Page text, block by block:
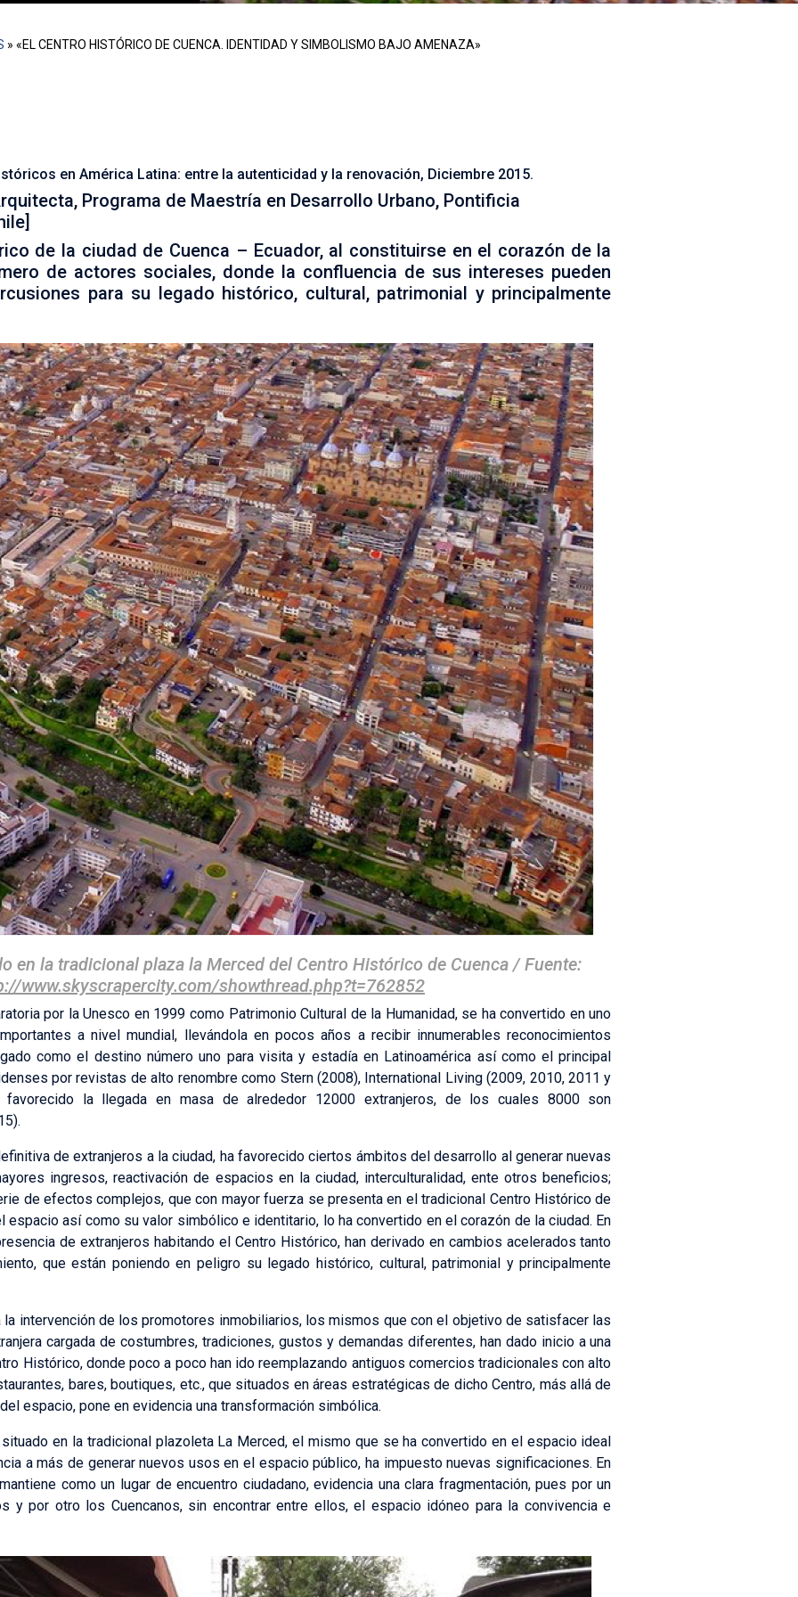
» «EL CENTRO HISTÓRICO DE CUENCA. IDENTIDAD Y SIMBOLISMO BAJO AMENAZA»
en América Latina: entre la autenticidad y la renovación, Diciembre 2015.
Programa de Maestría en Desarrollo Urbano, Pontificia
de la ciudad de Cuenca – Ecuador, al constituirse en el corazón de la
de actores sociales, donde la confluencia de sus intereses pueden
para su legado histórico, cultural, patrimonial y principalmente
en la tradicional plaza la Merced del Centro Histórico de Cuenca / Fuente:
www.skyscrapercity.com/showthread.php?t=762852
por la Unesco en 1999 como Patrimonio Cultural de la Humanidad, se ha convertido en uno
a nivel mundial, llevándola en pocos años a recibir innumerables reconocimientos
como el destino número uno para visita y estadía en Latinoamérica así como el principal
por revistas de alto renombre como Stern (2008), International Living (2009, 2010, 2011 y
la llegada en masa de alrededor 12000 extranjeros, de los cuales 8000 son
de extranjeros a la ciudad, ha favorecido ciertos ámbitos del desarrollo al generar nuevas
ingresos, reactivación de espacios en la ciudad, interculturalidad, ente otros beneficios;
de efectos complejos, que con mayor fuerza se presenta en el tradicional Centro Histórico de
espacio así como su valor simbólico e identitario, lo ha convertido en el corazón de la ciudad. En
de extranjeros habitando el Centro Histórico, han derivado en cambios acelerados tanto
que están poniendo en peligro su legado histórico, cultural, patrimonial y principalmente
intervención de los promotores inmobiliarios, los mismos que con el objetivo de satisfacer las
cargada de costumbres, tradiciones, gustos y demandas diferentes, han dado inicio a una
Histórico, donde poco a poco han ido reemplazando antiguos comercios tradicionales con alto
bares, boutiques, etc., que situados en áreas estratégicas de dicho Centro, más allá de
espacio, pone en evidencia una transformación simbólica.
en la tradicional plazoleta La Merced, el mismo que se ha convertido en el espacio ideal
a más de generar nuevos usos en el espacio público, ha impuesto nuevas significaciones. En
como un lugar de encuentro ciudadano, evidencia una clara fragmentación, pues por un
y por otro los Cuencanos, sin encontrar entre ellos, el espacio idóneo para la convivencia e